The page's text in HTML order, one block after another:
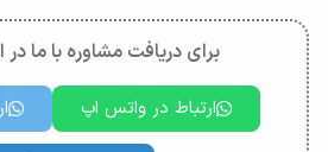
برای دریافت مشاوره با ما در
ارتباط در واتس اپ